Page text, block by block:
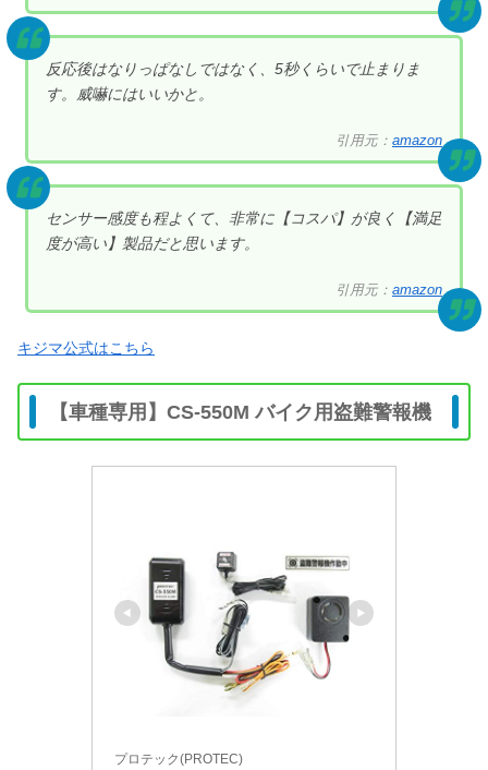
反応後はなりっぱなしではなく、5秒くらいで止まりま
す。威嚇にはいいかと。
引用元： amazon
センサー感度も程よくて、非常に【コスパ】が良く【満足
度が高い】製品だと思います。
引用元： amazon
キジマ公式はこちら
【車種専用】CS-550M バイク用盗難警報機
プロテック(PROTEC)